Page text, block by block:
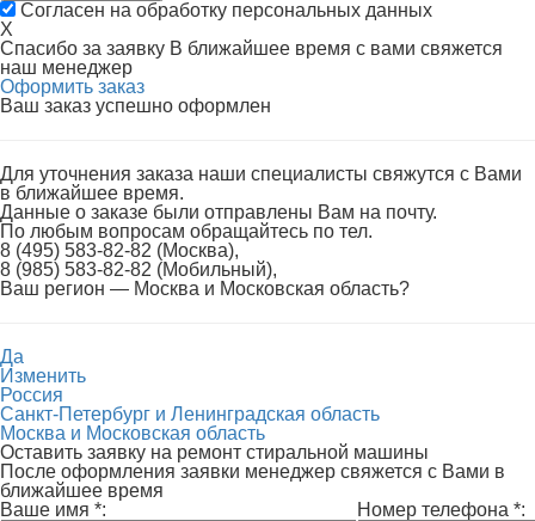
Согласен на обработку персональных данных
X
Спасибо за заявку В ближайшее время с вами свяжется
наш менеджер
Оформить заказ
Ваш заказ успешно оформлен
Для уточнения заказа наши специалисты свяжутся с Вами
в ближайшее время.
Данные о заказе были отправлены Вам на почту.
По любым вопросам обращайтесь по тел.
8 (495) 583-82-82 (Москва),
8 (985) 583-82-82 (Мобильный),
Ваш регион — Москва и Московская область?
Да
Изменить
Россия
Санкт-Петербург и Ленинградская область
Москва и Московская область
Оставить заявку на ремонт стиральной машины
После оформления заявки менеджер свяжется с Вами в
ближайшее время
Ваше имя *: Номер телефона *: